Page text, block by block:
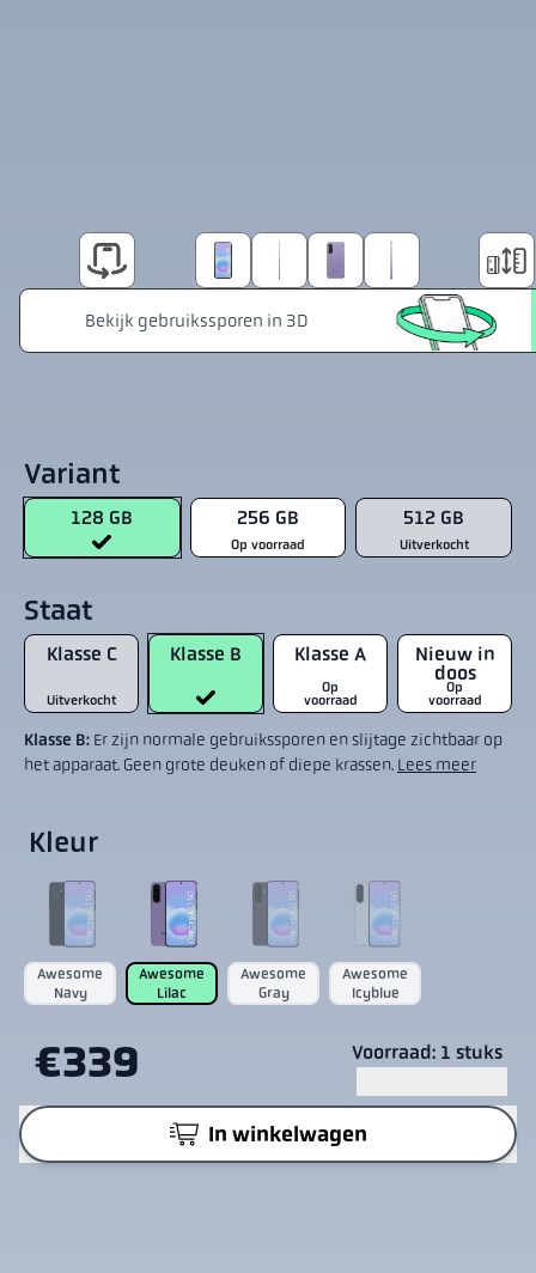
Variant
128 GB 256 GB
Op voorraad
512 GB
Uitverkocht
Staat
Klasse C
Uitverkocht
Klasse B Klasse A
Op
voorraad
Nieuw in
doos
Op
voorraad
Klasse B: Er zijn normale gebruikssporen en slijtage zichtbaar op
het apparaat. Geen grote deuken of diepe krassen. Lees meer
Kleur
Awesome
Navy
Awesome
Lilac
Awesome
Gray
Awesome
Icyblue
€339 Voorraad: 1 stuks
In winkelwagen